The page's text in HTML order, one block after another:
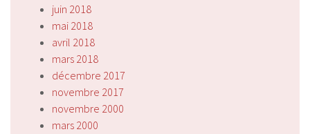
juin 2018
mai 2018
avril 2018
mars 2018
décembre 2017
novembre 2017
novembre 2000
mars 2000